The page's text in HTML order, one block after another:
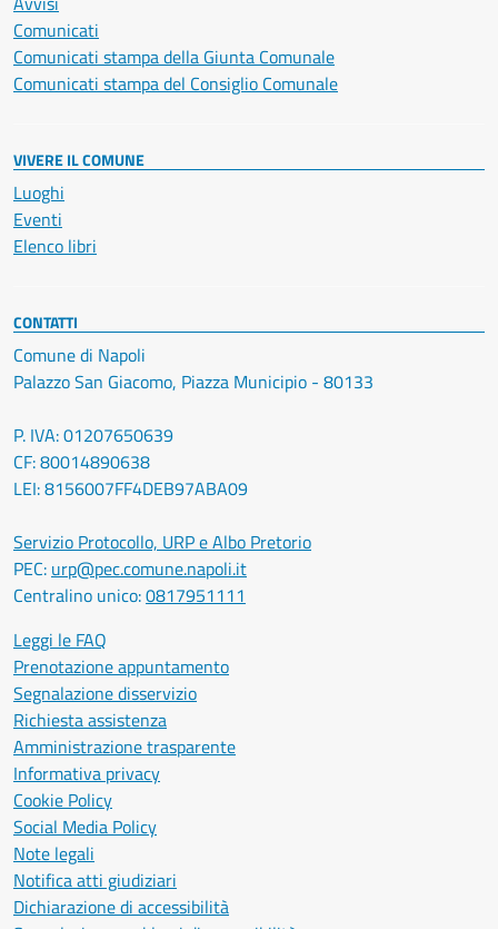
Comunicati
Comunicati stampa della Giunta Comunale
Comunicati stampa del Consiglio Comunale
VIVERE IL COMUNE
Luoghi
Eventi
Elenco libri
CONTATTI
Comune di Napoli
Palazzo San Giacomo, Piazza Municipio - 80133
P. IVA: 01207650639
CF: 80014890638
LEI: 8156007FF4DEB97ABA09
Servizio Protocollo, URP e Albo Pretorio
PEC: urp@pec.comune.napoli.it
Centralino unico:0817951111
Leggi le FAQ
Prenotazione appuntamento
Segnalazione disservizio
Richiesta assistenza
Amministrazione trasparente
Informativa privacy
Cookie Policy
Social Media Policy
Note legali
Notifica atti giudiziari
Dichiarazione di accessibilità